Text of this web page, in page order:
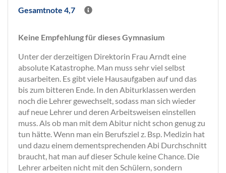
Gesamtnote 4,7
Keine Empfehlung für dieses Gymnasium
Unter der derzeitigen Direktorin Frau Arndt eine
absolute Katastrophe. Man muss sehr viel selbst
ausarbeiten. Es gibt viele Hausaufgaben auf und das
bis zum bitteren Ende. In den Abiturklassen werden
noch die Lehrer gewechselt, sodass man sich wieder
auf neue Lehrer und deren Arbeitsweisen einstellen
muss. Als ob man mit dem Abitur nicht schon genug zu
tun hätte. Wenn man ein Berufsziel z. Bsp. Medizin hat
und dazu einem dementsprechenden Abi Durchschnitt
braucht, hat man auf dieser Schule keine Chance. Die
Lehrer arbeiten nicht mit den Schülern, sondern